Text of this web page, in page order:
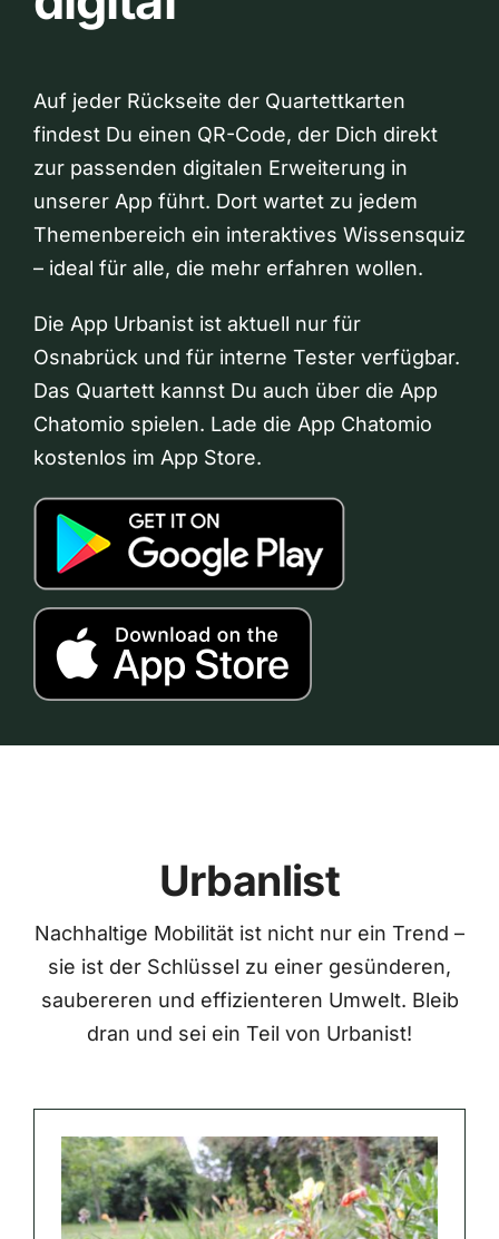
Auf jeder Rückseite der Quartettkarten
findest Du einen QR-Code, der Dich direkt
zur passenden digitalen Erweiterung in
unserer App führt. Dort wartet zu jedem
Themenbereich ein interaktives Wissensquiz
– ideal für alle, die mehr erfahren wollen.
Die App Urbanist ist aktuell nur für
Osnabrück und für interne Tester verfügbar.
Das Quartett kannst Du auch über die App
Chatomio spielen. Lade die App Chatomio
kostenlos im App Store.
Urbanlist
Nachhaltige Mobilität ist nicht nur ein Trend –
sie ist der Schlüssel zu einer gesünderen,
saubereren und effizienteren Umwelt. Bleib
dran und sei ein Teil von Urbanist!